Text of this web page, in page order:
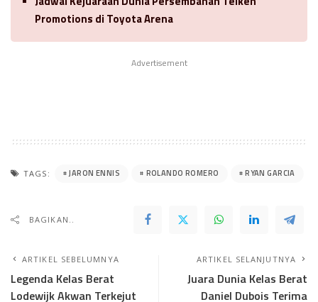
Promotions di Toyota Arena
Advertisement
TAGS: JARON ENNIS ROLANDO ROMERO RYAN GARCIA
BAGIKAN..
ARTIKEL SEBELUMNYA
Legenda Kelas Berat
Lodewijk Akwan Terkejut
ARTIKEL SELANJUTNYA
Juara Dunia Kelas Berat
Daniel Dubois Terima